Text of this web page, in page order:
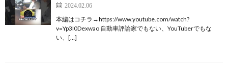
2024.02.06
本編はコチラ→https://www.youtube.com/watch?
v=Yp3I0Dexwao 自動車評論家でもない、YouTuberでもな
い、[…]